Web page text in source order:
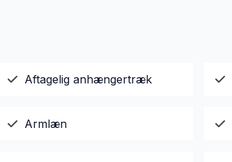
Aftagelig anhængertræk
Armlæn